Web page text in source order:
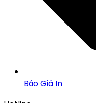
Báo Giá In